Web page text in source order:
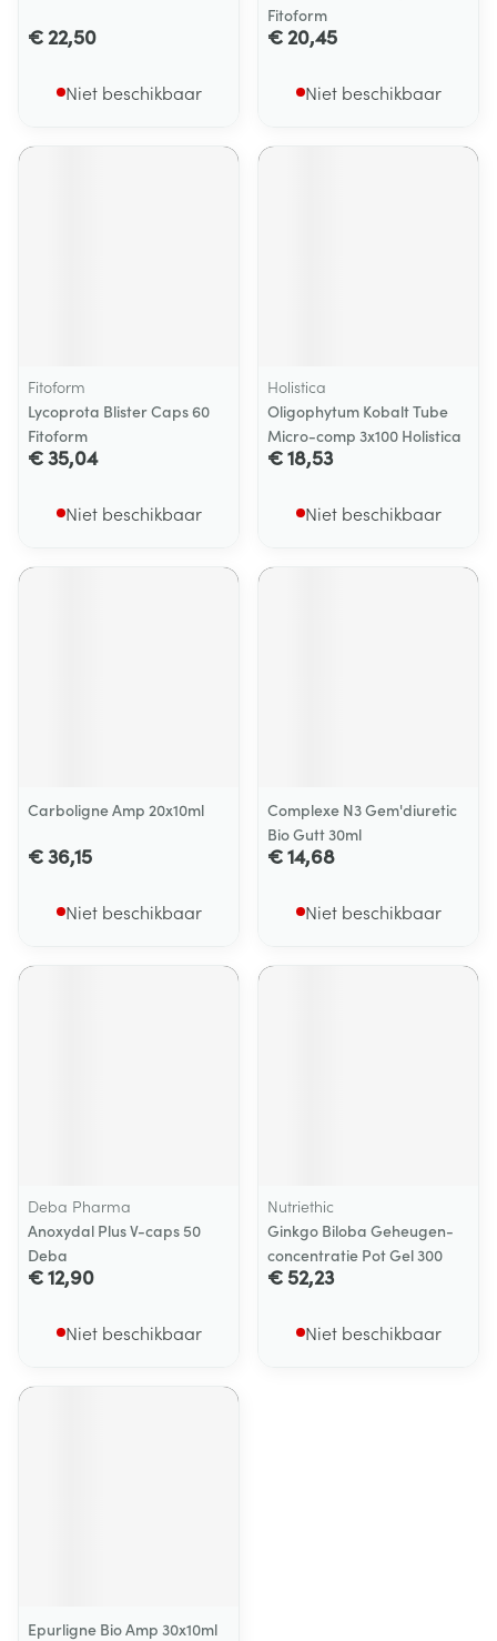
€ 22,50
Niet beschikbaar
Fitoform
€ 20,45
Niet beschikbaar
Fitoform
Lycoprota Blister Caps 60
Fitoform
€ 35,04
Niet beschikbaar
Holistica
Oligophytum Kobalt Tube
Micro-comp 3x100 Holistica
€ 18,53
Niet beschikbaar
Carboligne Amp 20x10ml
€ 36,15
Niet beschikbaar
Complexe N3 Gem'diuretic
Bio Gutt 30ml
€ 14,68
Niet beschikbaar
Deba Pharma
Anoxydal Plus V-caps 50
Deba
€ 12,90
Niet beschikbaar
Nutriethic
Ginkgo Biloba Geheugen-
concentratie Pot Gel 300
€ 52,23
Niet beschikbaar
Epurligne Bio Amp 30x10ml